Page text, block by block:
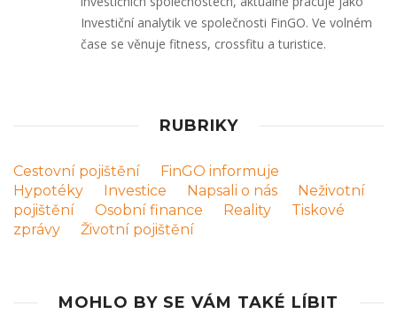
Investiční analytik ve společnosti FinGO. Ve volném
čase se věnuje fitness, crossfitu a turistice.
RUBRIKY
Cestovní pojištění
FinGO informuje
Hypotéky
Investice Napsali o nás
Neživotní
pojištění
Osobní finance Reality
Tiskové
zprávy
Životní pojištění
MOHLO BY SE VÁM TAKÉ LÍBIT